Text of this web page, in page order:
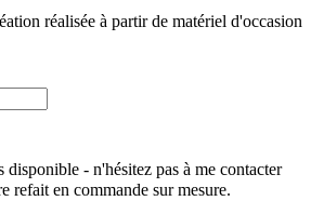
réalisée à partir de matériel d'occasion
disponible - n'hésitez pas à me contacter
refait en commande sur mesure.